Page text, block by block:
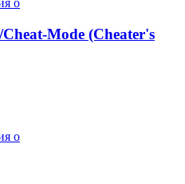
Mode (Cheater's